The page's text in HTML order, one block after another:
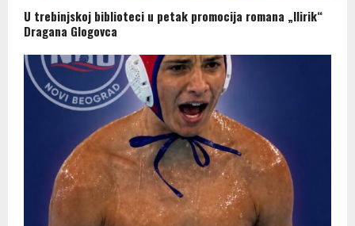
U trebinjskoj biblioteci u petak promocija romana „Ilirik“
Dragana Glogovca